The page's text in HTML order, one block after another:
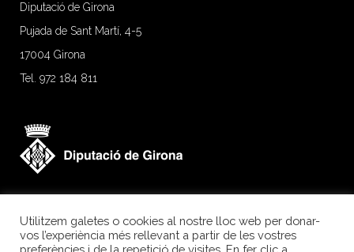
Diputació de Girona
Pujada de Sant Martí, 4-5
17004 Girona
Tel. 972 184 811
Utilitzem galetes o cookies al nostre lloc web per donar-
vos l’experiència més rellevant a partir de les vostres
preferències i de la repetició de visites. En fer clic a